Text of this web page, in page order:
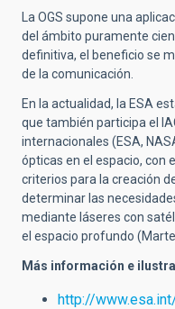
La OGS supone una
del ámbito puramente
definitiva, el beneficio se
de la comunicación.
En la actualidad, la ESA
que también participa el
internacionales (ESA,
ópticas en el espacio, con
criterios para la creación
determinar las
mediante láseres con
el espacio profundo
Más información e
http://